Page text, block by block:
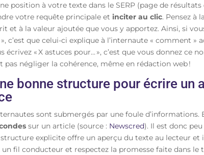
position à votre texte dans le SERP (page de
votre requête principale et inciter au clic. Pensez à
et à la valeur ajoutée que vous y apportez. Ainsi, si
c’est que celui-ci explique à l’internaute « comment »
écrivez « X astuces pour… », c’est que vous donnez ce
pas négliger la cohérence, même en rédaction web !
bonne structure pour écrire un
sont submergés par une foule d’informations.
sur un article (source : Newscred). Il est donc
explicite offre un aperçu du texte au lecteur et
fil conducteur et respectez la promesse faite dans le